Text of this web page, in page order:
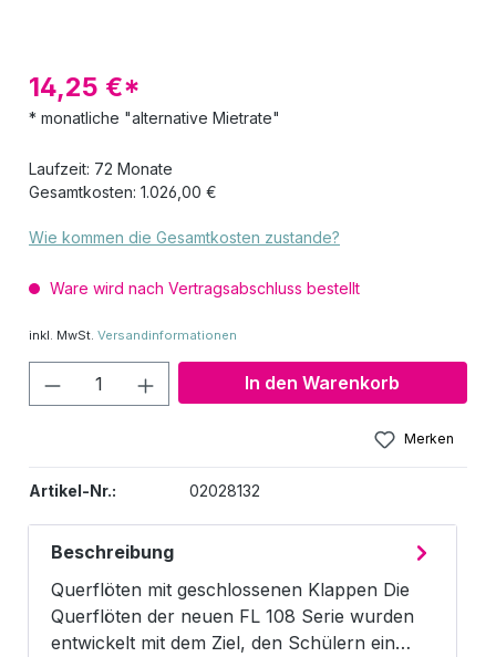
14,25 €*
* monatliche "alternative Mietrate"
Laufzeit: 72 Monate
Gesamtkosten: 1.026,00 €
Wie kommen die Gesamtkosten zustande?
Ware wird nach Vertragsabschluss bestellt
inkl. MwSt. Versandinformationen
Produkt Anzahl: Gib den
In den Warenkorb
Merken
Artikel-Nr.: 02028132
Beschreibung
Querflöten mit geschlossenen Klappen Die
Querflöten der neuen FL 108 Serie wurden
entwickelt mit dem Ziel, den Schülern ein…